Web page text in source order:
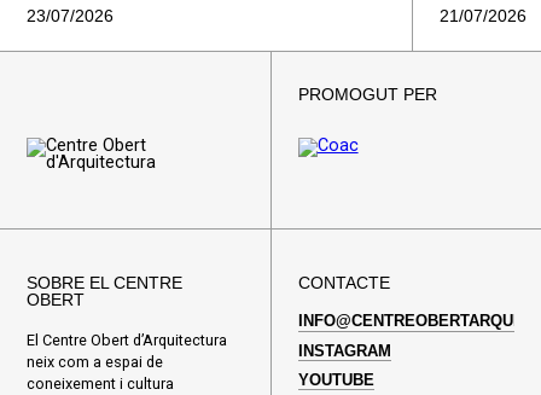
23/07/2026 21/07/2026
PROMOGUT PER
SOBRE EL CENTRE
OBERT
El Centre Obert d’Arquitectura
neix com a espai de
coneixement i cultura
CONTACTE
INSTAGRAM
YOUTUBE